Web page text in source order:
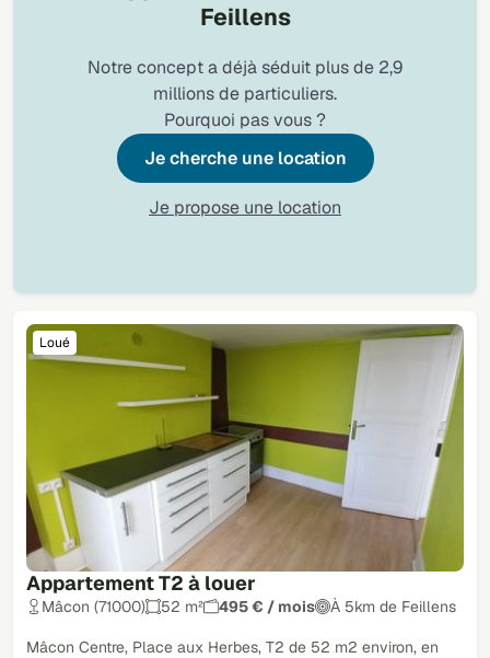
Appartement T2 à louer
Loué
Mâcon (71000) 52 m² 495 € / mois À 5km de Feillens
Mâcon Centre, Place aux Herbes, T2 de 52 m2 environ, en
Feillens
Notre concept a déjà séduit plus de 2,9
millions de particuliers.
Pourquoi pas vous ?
Je cherche une location
Je propose une location